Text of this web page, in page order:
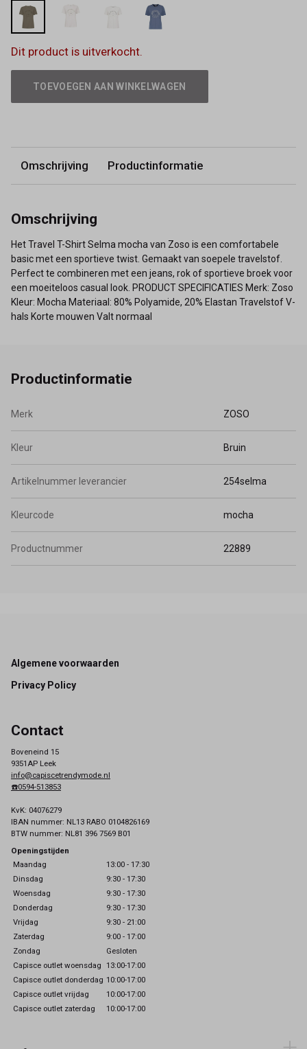
Dit product is uitverkocht.
TOEVOEGEN AAN WINKELWAGEN
Omschrijving Productinformatie
Omschrijving
Het Travel T-Shirt Selma mocha van Zoso is een comfortabele
basic met een sportieve twist. Gemaakt van soepele travelstof.
Perfect te combineren met een jeans, rok of sportieve broek voor
een moeiteloos casual look. PRODUCT SPECIFICATIES Merk: Zoso
Kleur: Mocha Materiaal: 80% Polyamide, 20% Elastan Travelstof V-
hals Korte mouwen Valt normaal
Productinformatie
Merk ZOSO
Kleur Bruin
Artikelnummer leverancier 254selma
Kleurcode mocha
Productnummer 22889
Footer
Algemene voorwaarden
Privacy Policy
Contact
Boveneind 15
9351AP Leek
info@capiscetrendymode.nl
☎️0594-513853
KvK: 04076279
IBAN nummer: NL13 RABO 0104826169
BTW nummer: NL81 396 7569 B01
Openingstijden
Maandag
13:00 - 17:30
Dinsdag
9:30 - 17:30
Woensdag
9:30 - 17:30
Donderdag
9:30 - 17:30
Vrijdag
9:30 - 21:00
Zaterdag
9:00 - 17:00
Zondag
Gesloten
Capisce outlet woensdag 13:00-17:00
Capisce outlet donderdag 10:00-17:00
Capisce outlet vrijdag
10:00-17:00
Capisce outlet zaterdag
10:00-17:00